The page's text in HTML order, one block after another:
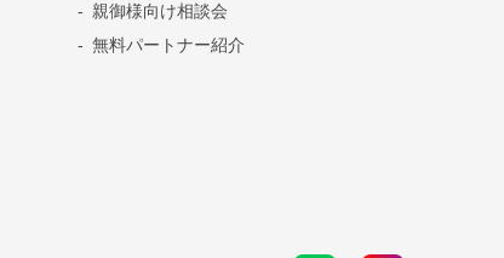
親御様向け相談会
無料パートナー紹介